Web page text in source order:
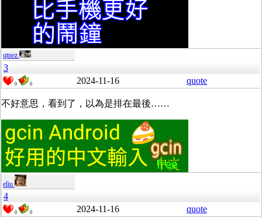
qtnez
3
0 0 2024-11-16 quote
不好意思，看到了，以為是排在最後……
eliu
4
0 0 2024-11-16 quote